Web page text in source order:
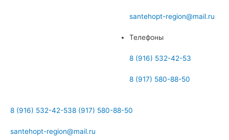
santehopt-region@mail.ru
Телефоны
8 (916) 532-42-53
8 (917) 580-88-50
8 (916) 532-42-538 (917) 580-88-50
santehopt-region@mail.ru